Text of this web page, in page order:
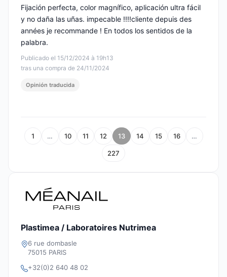
Publicado el 15/12/2024 à 19h13
tras una compra de 24/11/2024
Fijación perfecta, color magnífico, aplicación ultra fácil
y no daña las uñas. impecable !!!!cliente depuis des
années je recommande ! En todos los sentidos de la
palabra.
Opinión traducida
1 … 10 11 12 13 14 15 16 …
227
Plastimea / Laboratoires Nutrimea
6 rue dombasle
75015 PARIS
+32(0)2 640 48 02